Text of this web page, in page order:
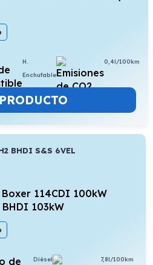
H.
Enchufable
0,4l/100km
BHDI S&S 6VEL
Diésel 7,8l/100km